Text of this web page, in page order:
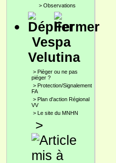
> Observations
Vespa
Velutina
> Pièger ou ne pas
piéger ?
> Protection/Signalement
FA
> Plan d'action Régional
VV
> Le site du MNHN
>